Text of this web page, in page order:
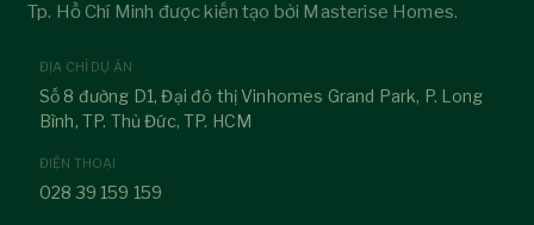
Tp. Hồ Chí Minh được kiến tạo bởi Masterise Homes.
ĐỊA CHỈ DỰ ÁN
Số 8 đường D1, Đại đô thị Vinhomes Grand Park, P. Long
Bình, TP. Thủ Đức, TP. HCM
ĐIỆN THOẠI
028 39 159 159